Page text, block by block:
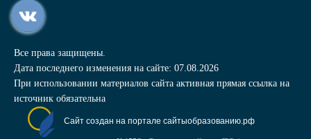
Все права защищены.
Дата последнего изменения на сайте: 07.08.2026
При использовании материалов сайта активная прямая ссылка на
источник обязательна
Сайт создан на портале сайтыобразованию.рф